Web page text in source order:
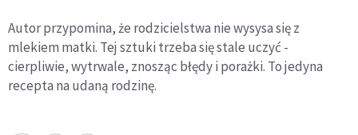
Autor przypomina, że rodzicielstwa nie wysysa się z
mlekiem matki. Tej sztuki trzeba się stale uczyć -
cierpliwie, wytrwale, znosząc błędy i porażki. To jedyna
recepta na udaną rodzinę.